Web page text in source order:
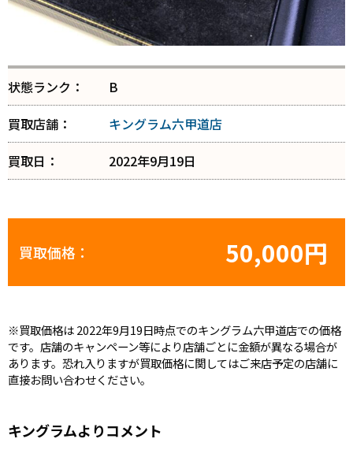
状態ランク：
B
買取店舗：
キングラム六甲道店
買取日：
2022年9月19日
買取価格： 50,000円
※買取価格は 2022年9月19日時点でのキングラム六甲道店での価格
です。店舗のキャンペーン等により店舗ごとに金額が異なる場合が
あります。恐れ入りますが買取価格に関してはご来店予定の店舗に
直接お問い合わせください。
キングラムよりコメント